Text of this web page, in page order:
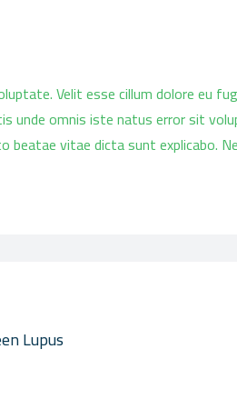
Velit esse cillum dolore eu
unde omnis iste natus error sit
beatae vitae dicta sunt explicabo.
Lupus